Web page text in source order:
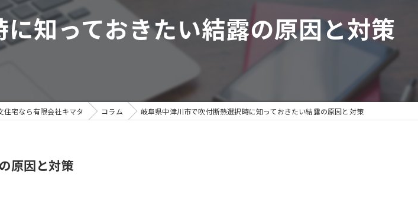
の選び方
住宅とは
デザイン
施工
知っておきたい結露の原因と対策
住宅なら有限会社キマタ コラム 岐阜県中津川市で吹付断熱選択時に知っておきたい結露の原因と対策
原因と対策